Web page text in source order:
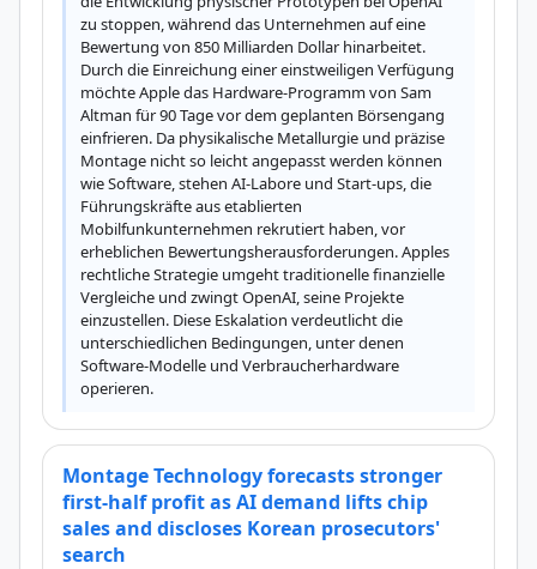
zu stoppen, während das Unternehmen auf eine
Bewertung von 850 Milliarden Dollar hinarbeitet.
Durch die Einreichung einer einstweiligen Verfügung
möchte Apple das Hardware-Programm von Sam
Altman für 90 Tage vor dem geplanten Börsengang
einfrieren. Da physikalische Metallurgie und präzise
Montage nicht so leicht angepasst werden können
wie Software, stehen AI-Labore und Start-ups, die
Führungskräfte aus etablierten
Mobilfunkunternehmen rekrutiert haben, vor
erheblichen Bewertungsherausforderungen. Apples
rechtliche Strategie umgeht traditionelle finanzielle
Vergleiche und zwingt OpenAI, seine Projekte
einzustellen. Diese Eskalation verdeutlicht die
unterschiedlichen Bedingungen, unter denen
Software-Modelle und Verbraucherhardware
operieren.
Montage Technology forecasts stronger
first-half profit as AI demand lifts chip
sales and discloses Korean prosecutors'
search